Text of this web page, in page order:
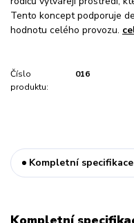
Tento koncept podporuje
hodnotu celého provozu.
Číslo
produktu:
016
Kompletní specifikace